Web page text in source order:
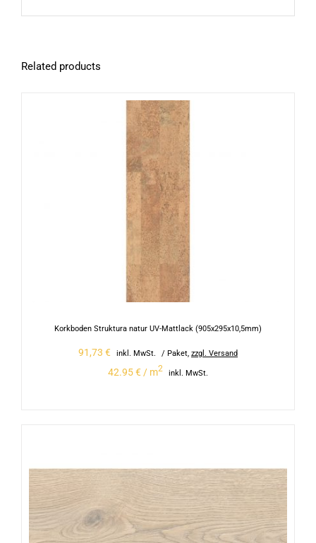
Related products
Korkboden Struktura natur UV-Mattlack (905x295x10,5mm)
91,73 € inkl. MwSt. / Paket, zzgl. Versand
42.95 € / m2 inkl. MwSt.